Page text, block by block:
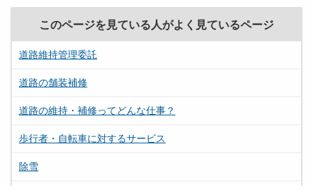
このページを見ている人がよく見ているページ
道路維持管理委託
道路の舗装補修
道路の維持・補修ってどんな仕事？
歩行者・自転車に対するサービス
除雪